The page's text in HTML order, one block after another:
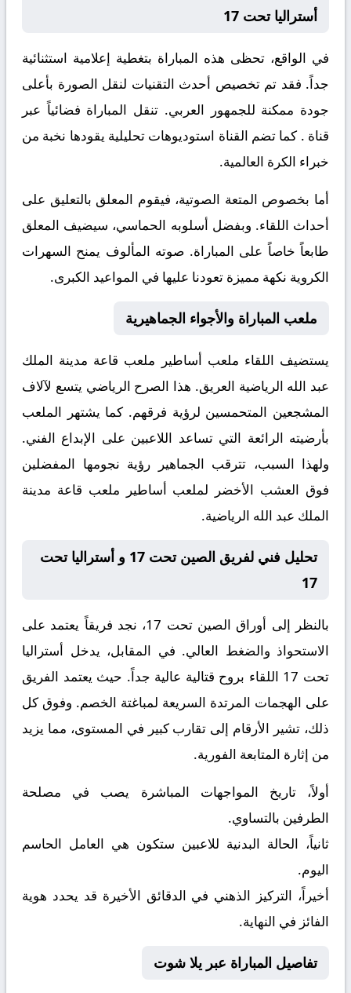
أستراليا تحت 17
في الواقع، تحظى هذه المباراة بتغطية إعلامية استثنائية
جداً. فقد تم تخصيص أحدث التقنيات لنقل الصورة بأعلى
جودة ممكنة للجمهور العربي. تنقل المباراة فضائياً عبر
قناة . كما تضم القناة استوديوهات تحليلية يقودها نخبة من
خبراء الكرة العالمية.
أما بخصوص المتعة الصوتية، فيقوم المعلق بالتعليق على
أحداث اللقاء. وبفضل أسلوبه الحماسي، سيضيف المعلق
طابعاً خاصاً على المباراة. صوته المألوف يمنح السهرات
الكروية نكهة مميزة تعودنا عليها في المواعيد الكبرى.
ملعب المباراة والأجواء الجماهيرية
يستضيف اللقاء ملعب أساطير ملعب قاعة مدينة الملك
عبد الله الرياضية العريق. هذا الصرح الرياضي يتسع لآلاف
المشجعين المتحمسين لرؤية فرقهم. كما يشتهر الملعب
بأرضيته الرائعة التي تساعد اللاعبين على الإبداع الفني.
ولهذا السبب، تترقب الجماهير رؤية نجومها المفضلين
فوق العشب الأخضر لملعب أساطير ملعب قاعة مدينة
الملك عبد الله الرياضية.
تحليل فني لفريق الصين تحت 17 و أستراليا تحت
17
بالنظر إلى أوراق الصين تحت 17
، نجد فريقاً يعتمد على
الاستحواذ والضغط العالي. في المقابل، يدخل أستراليا
تحت 17
اللقاء بروح قتالية عالية جداً. حيث يعتمد الفريق
على الهجمات المرتدة السريعة لمباغتة الخصم. وفوق كل
ذلك، تشير الأرقام إلى تقارب كبير في المستوى، مما يزيد
من إثارة المتابعة الفورية.
أولاً، تاريخ المواجهات المباشرة يصب في مصلحة
الطرفين بالتساوي.
ثانياً، الحالة البدنية للاعبين ستكون هي العامل الحاسم
اليوم.
أخيراً، التركيز الذهني في الدقائق الأخيرة قد يحدد هوية
الفائز في النهاية.
تفاصيل المباراة عبر يلا شوت